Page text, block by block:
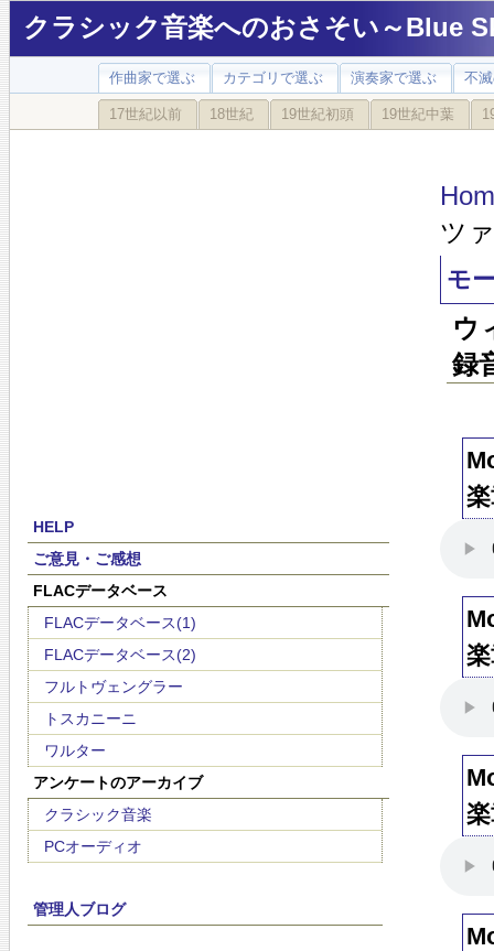
クラシック音楽へのおさそい～Blue
作曲家で選ぶ カテゴリで選ぶ 演奏家で選ぶ 不
17世紀以前 18世紀 19世紀初頭 19世紀中葉
HELP
ご意見・ご感想
FLACデータベース
FLACデータベース(1)
FLACデータベース(2)
フルトヴェングラー
トスカニーニ
ワルター
アンケートのアーカイブ
クラシック音楽
PCオーディオ
管理人ブログ
ツ
モ
ウ
録